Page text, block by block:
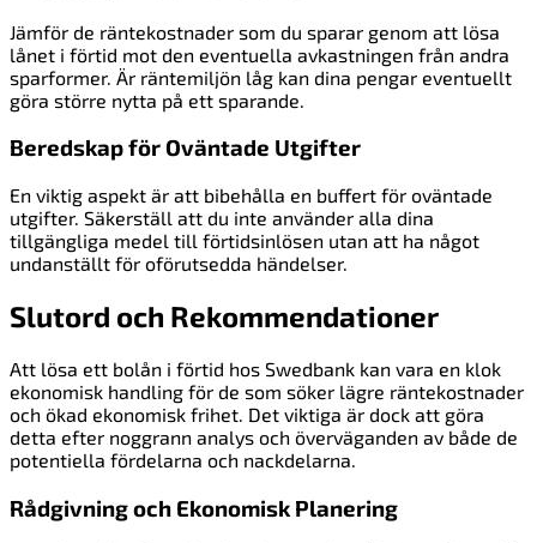
Jämför de räntekostnader som du sparar genom att lösa
lånet i förtid mot den eventuella avkastningen från andra
sparformer. Är räntemiljön låg kan dina pengar eventuellt
göra större nytta på ett sparande.
Beredskap för Oväntade Utgifter
En viktig aspekt är att bibehålla en buffert för oväntade
utgifter. Säkerställ att du inte använder alla dina
tillgängliga medel till förtidsinlösen utan att ha något
undanställt för oförutsedda händelser.
Slutord och Rekommendationer
Att lösa ett bolån i förtid hos Swedbank kan vara en klok
ekonomisk handling för de som söker lägre räntekostnader
och ökad ekonomisk frihet. Det viktiga är dock att göra
detta efter noggrann analys och överväganden av både de
potentiella fördelarna och nackdelarna.
Rådgivning och Ekonomisk Planering